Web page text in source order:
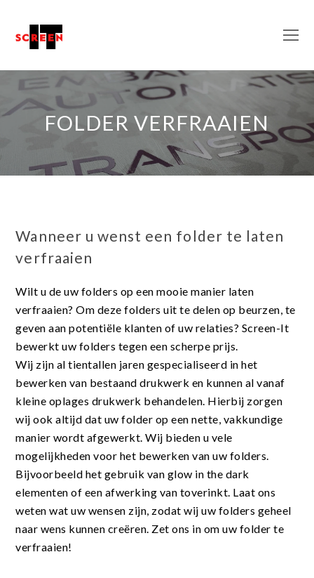
FOLDER VERFRAAIEN
Wanneer u wenst een folder te laten
verfraaien
Wilt u de uw folders op een mooie manier laten
verfraaien? Om deze folders uit te delen op beurzen, te
geven aan potentiële klanten of uw relaties? Screen-It
bewerkt uw folders tegen een scherpe prijs.
Wij zijn al tientallen jaren gespecialiseerd in het
bewerken van bestaand drukwerk en kunnen al vanaf
kleine oplages drukwerk behandelen. Hierbij zorgen
wij ook altijd dat uw folder op een nette, vakkundige
manier wordt afgewerkt. Wij bieden u vele
mogelijkheden voor het bewerken van uw folders.
Bijvoorbeeld het gebruik van glow in the dark
elementen of een afwerking van toverinkt. Laat ons
weten wat uw wensen zijn, zodat wij uw folders geheel
naar wens kunnen creëren. Zet ons in om uw folder te
verfraaien!